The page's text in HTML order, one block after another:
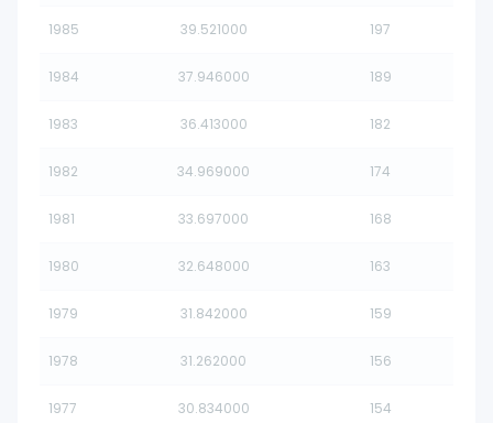
1985 39.521000 197
1984 37.946000 189
1983 36.413000 182
1982 34.969000 174
1981 33.697000 168
1980 32.648000 163
1979 31.842000 159
1978 31.262000 156
1977 30.834000 154